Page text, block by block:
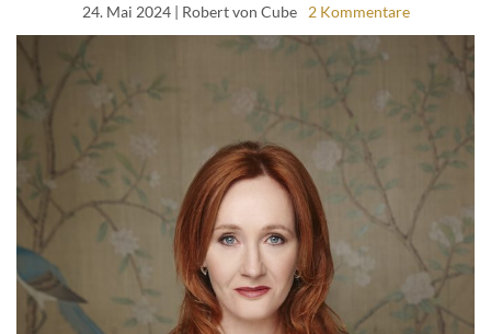
24. Mai 2024| Robert von Cube 2 Kommentare